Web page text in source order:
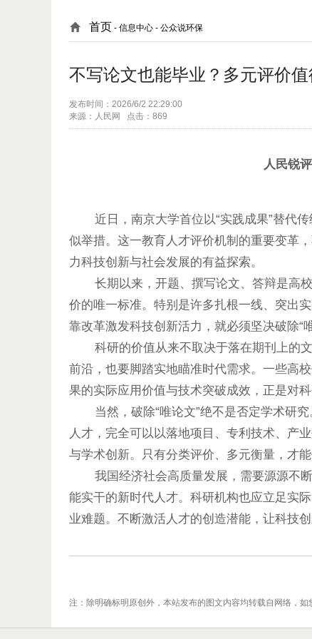
首页 - 信息中心 - 公众说环保
不写论文也能毕业？多元评价
发布时间：2026/6/2 22:29:00
来源：人民网 点击：869
人民锐
近日，南京大学首位以“实践成果”替代传
似举措。这一教育人才评价机制的重要变革
力科技创新与社会发展的有益探索。
长期以来，开题、撰写论文、答辩是高校
价的唯一标准。特别是许多扎根一线、突出
靠改革激发科技创新活力，就必须坚决破除“
科研的价值从来不取决于落在期刊上的文
前沿，也要脚踏实地瞄准时代需求。一些高
果的实际应用价值与技术突破成效，正是对科
当然，破除“唯论文”绝不是否定学术研究
人才，完全可以以落地项目、专利技术、产
与学术创新。只有分类评价、多元衡量，才能
我国经济社会高质量发展，需要源源不断
能实干的新时代人才。科研机构也应立足实
业难题。不断激活人才的创造潜能，让科技
注：除明确标明原创外，本站发布的图文内容均转载自网络，